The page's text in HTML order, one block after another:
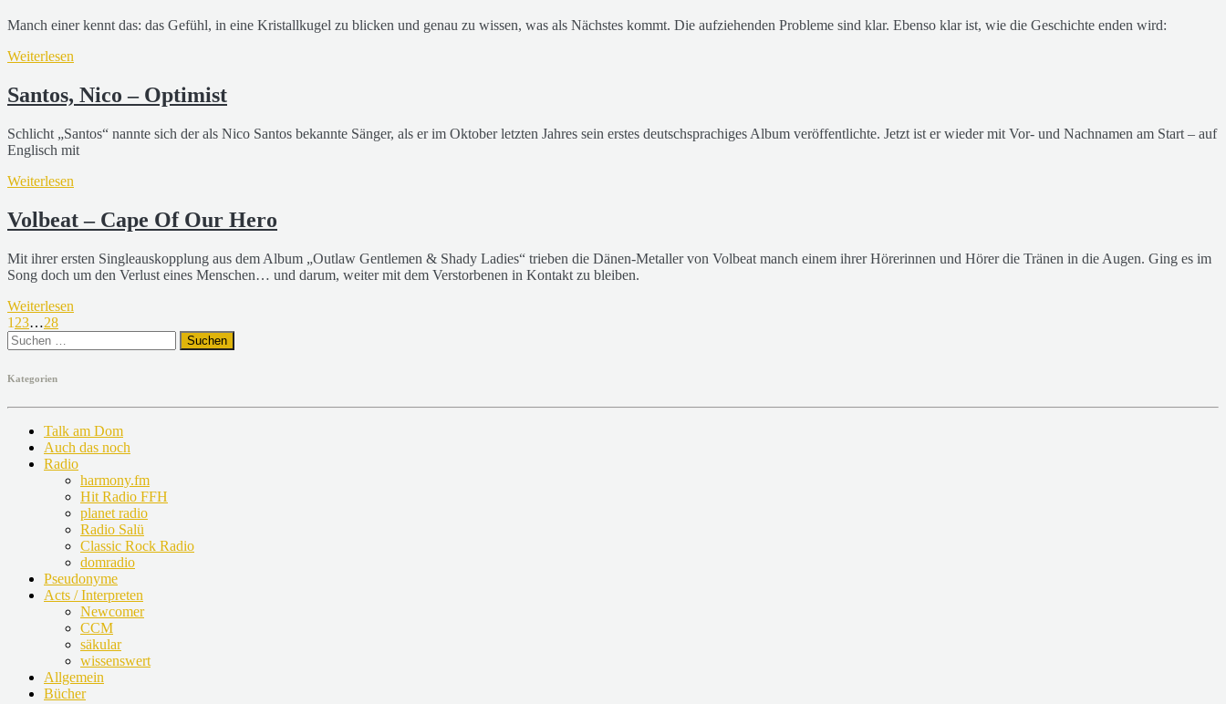
Manch einer kennt das: das Gefühl, in eine Kristallkugel zu blicken und genau zu wissen, was als Nächstes kommt. Die aufziehenden Probleme sind klar. Ebenso klar ist, wie die Geschichte enden wird:
Weiterlesen
Santos, Nico – Optimist
Schlicht „Santos“ nannte sich der als Nico Santos bekannte Sänger, als er im Oktober letzten Jahres sein erstes deutschsprachiges Album veröffentlichte. Jetzt ist er wieder mit Vor- und Nachnamen am Start – auf
Englisch mit
Weiterlesen
Volbeat – Cape Of Our Hero
Mit ihrer ersten Singleauskopplung aus dem Album „Outlaw Gentlemen & Shady Ladies“ trieben die Dänen-Metaller von Volbeat manch einem ihrer Hörerinnen und Hörer die Tränen in die Augen. Ging es im
Song doch um den Verlust eines Menschen… und darum, weiter mit dem Verstorbenen in Kontakt zu bleiben.
Weiterlesen
1 23…28
Suchen
nach:
Kategorien
Talk am Dom
Auch das noch
Radio
harmony.fm
Hit Radio FFH
planet radio
Radio Salü
Classic Rock Radio
domradio
Pseudonyme
Acts / Interpreten
Newcomer
CCM
säkular
wissenswert
Allgemein
Bücher